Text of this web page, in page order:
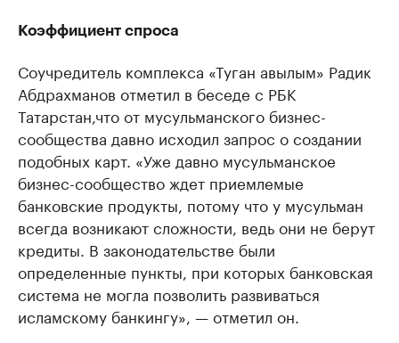
Коэффициент спроса
Соучредитель комплекса «Туган авылым» Радик
Абдрахманов отметил в беседе с РБК
Татарстан,что от мусульманского бизнес-
сообщества давно исходил запрос о создании
подобных карт. «Уже давно мусульманское
бизнес-сообщество ждет приемлемые
банковские продукты, потому что у мусульман
всегда возникают сложности, ведь они не берут
кредиты. В законодательстве были
определенные пункты, при которых банковская
система не могла позволить развиваться
исламскому банкингу», — отметил он.